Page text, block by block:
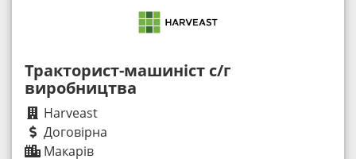
Тракторист-машиніст с/г
виробництва
Harveast
Договірна
Макарів